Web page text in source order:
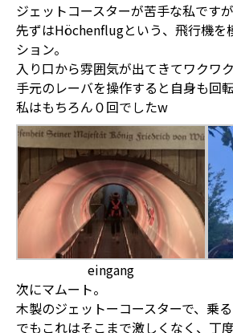
ジェットコースターが苦手な私です
先ずはHöchenflugという、飛行機を
ション。
入り口から雰囲気が出てきてワクワク
手元のレーバを操作すると自身も回
私はもちろん０回でしたw
eingang
次にマムート。
木製のジェットーコースターで、乗
でもこれはそこまで激しくなく、丁